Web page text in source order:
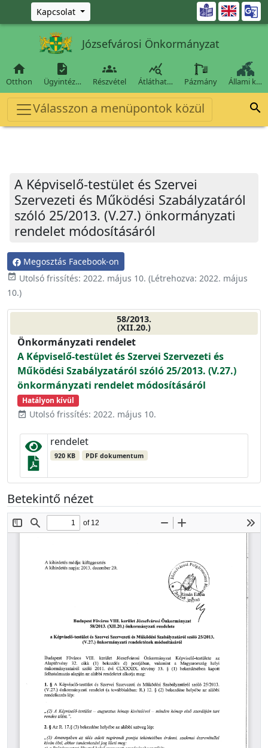
Ugrás a fő tartalomra
Kapcsolat 
Józsefvárosi Önkormányzat

Otthon

Ügyintéz…

Részvétel

Átláthat… Pázmány Állami k…
Válasszon a menüpontok közül 
A Képviselő-testület és Szervei
Szervezeti és Működési Szabályzatáról
szóló 25/2013. (V.27.) önkormányzati
rendelet módosításáról
Megosztás Facebook-on
event_available Utolsó frissítés: 2022. május 10. (Létrehozva: 2022. május
10.)
58/2013.
(XII.20.)
Önkormányzati rendelet
A Képviselő-testület és Szervei Szervezeti és
Működési Szabályzatáról szóló 25/2013. (V.27.)
önkormányzati rendelet módosításáról
Hatályon kívül
event_available Utolsó frissítés: 2022. május 10.
rendelet
920 KB PDF dokumentum
Betekintő nézet